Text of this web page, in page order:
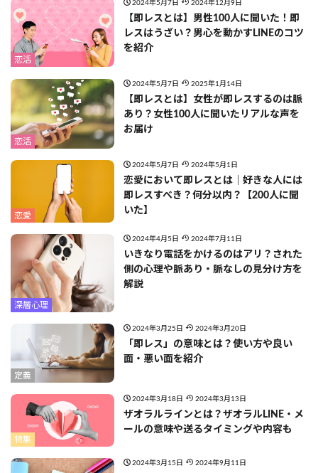
恋活
2024年5月7日 2024年12月9日
【即レスとは】男性100人に聞いた！即
レスはうざい？男心を動かすLINEのコツ
を紹介
恋活
2024年5月7日 2025年1月14日
【即レスとは】女性が即レスするのは脈
あり？女性100人に聞いたリアルな声を
お届け
恋愛
2024年5月7日 2024年5月1日
恋愛において即レスとは｜好きな人には
即レスすべき？何分以内？【200人に聞
いた】
深層心理
2024年4月5日 2024年7月11日
いきなり電話をかけるのはアリ？された
側の心理や脈あり・脈なしの見分け方を
解説
定義
2024年3月25日 2024年3月20日
「即レス」の意味とは？使い方や良い
面・悪い面を紹介
特集
2024年3月18日 2024年3月13日
ザオラルラインとは？ザオラルLINE・メ
ールの意味や送るタイミングや内容も
2024年3月15日 2024年9月11日